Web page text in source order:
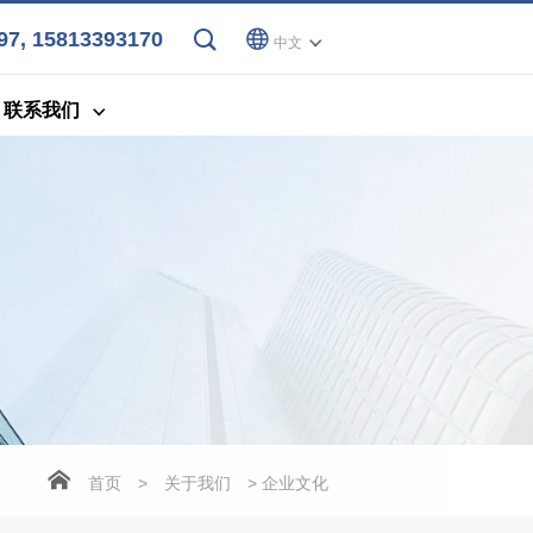
中文
15813393170
联系我们
首页 > 关于我们 > 企业文化